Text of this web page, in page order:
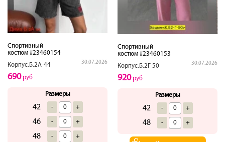
Спортивный
костюм #23460154
Корпус.Б.2А-44
30.07.2026
690руб
Размеры
42 - +
46 - +
48 - +
Спортивный
костюм #23460153
Корпус.Б.2Г-50
30.07.2026
920руб
Размеры
42 - +
48 - +